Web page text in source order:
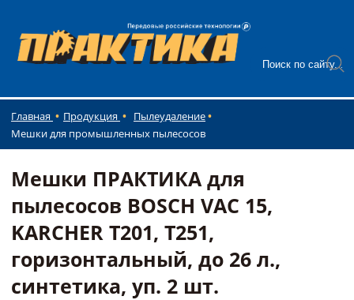
Главная Продукция
Пылеудаление
Мешки для промышленных пылесосов
Мешки ПРАКТИКА для
пылесосов BOSCH VAC 15,
KARCHER T201, T251,
горизонтальный, до 26 л.,
синтетика, уп. 2 шт.